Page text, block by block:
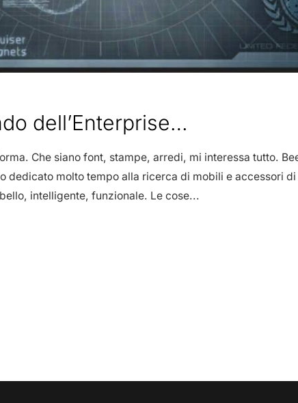
dell’Enterprise…
Che siano font, stampe, arredi, mi interessa tutto.
dedicato molto tempo alla ricerca di mobili e accessori di
intelligente, funzionale. Le cose...